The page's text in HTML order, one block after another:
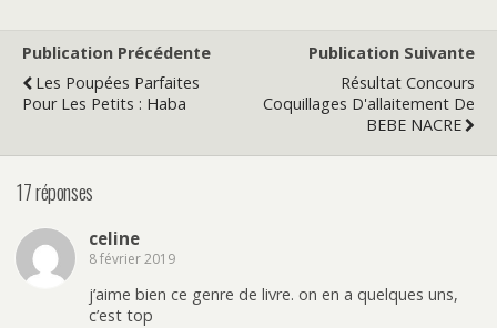
Publication Précédente
Les Poupées Parfaites
Pour Les Petits : Haba
Publication Suivante
Résultat Concours
Coquillages D'allaitement De
BEBE NACRE
17 réponses
celine
8 février 2019
j’aime bien ce genre de livre. on en a quelques uns,
c’est top